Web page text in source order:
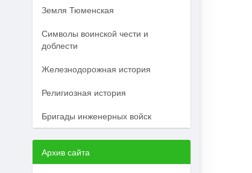
Земля Тюменская
Символы воинской чести и
доблести
Железнодорожная история
Религиозная история
Бригады инженерных войск
Архив сайта